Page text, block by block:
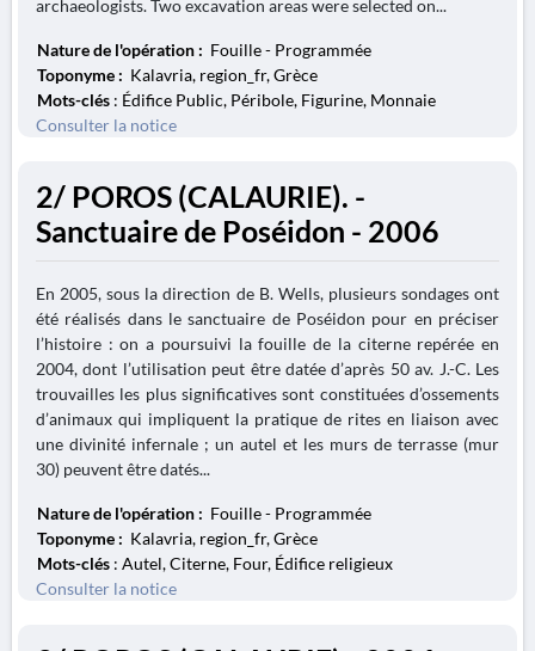
archaeologists. Two excavation areas were selected on...
Nature de l'opération : Fouille - Programmée
Toponyme : Kalavria, region_fr, Grèce
Mots-clés : Édifice Public, Péribole, Figurine, Monnaie
Consulter la notice
2/ POROS (CALAURIE). -
Sanctuaire de Poséidon - 2006
En 2005, sous la direction de B. Wells, plusieurs sondages ont
été réalisés dans le sanctuaire de Poséidon pour en préciser
l’histoire : on a poursuivi la fouille de la citerne repérée en
2004, dont l’utilisation peut être datée d’après 50 av. J.-C. Les
trouvailles les plus significatives sont constituées d’ossements
d’animaux qui impliquent la pratique de rites en liaison avec
une divinité infernale ; un autel et les murs de terrasse (mur
30) peuvent être datés...
Nature de l'opération : Fouille - Programmée
Toponyme : Kalavria, region_fr, Grèce
Mots-clés : Autel, Citerne, Four, Édifice religieux
Consulter la notice